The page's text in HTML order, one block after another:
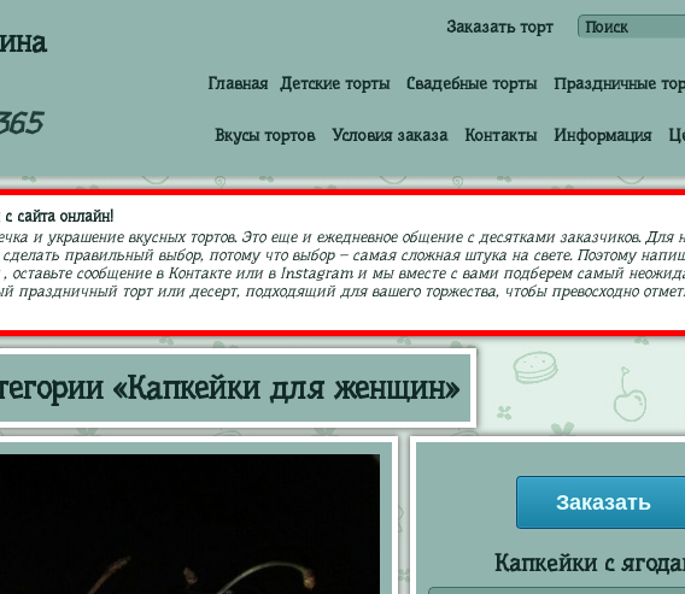
Заказать торт
Главная Детские торты Свадебные торты Праздничные
Вкусы тортов Условия заказа Контакты Информация
сайта онлайн!
и украшение вкусных тортов. Это еще и ежедневное общение с десятками заказчиков. Для
правильный выбор, потому что выбор – самая сложная штука на свете. Поэтому
оставьте сообщение в Контакте или в Instagram и мы вместе с вами подберем самый
торт или десерт, подходящий для вашего торжества, чтобы превосходно
«Капкейки для женщин»
Заказать
Капкейки с